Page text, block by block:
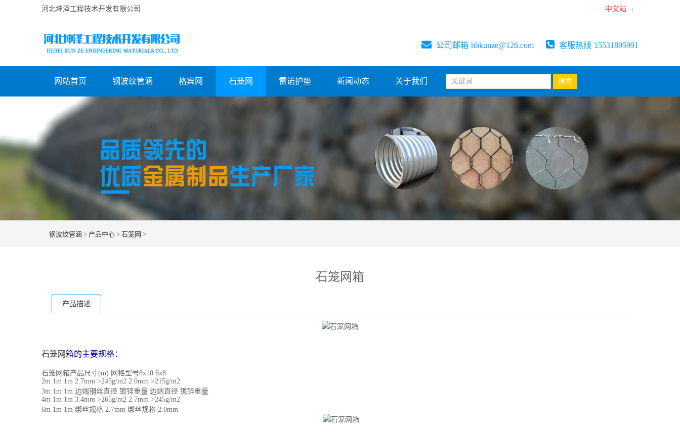
中文站 |
河北坤泽工程技术开发有限公司
公司邮箱 hbkunze@126.com 客服热线 15531895991
网站首页 钢波纹管涵 格宾网 石笼网 雷诺护垫 新闻动态 关于我们 搜索
钢波纹管涵 > 产品中心 > 石笼网 >
石笼网箱
产品描述
石笼网箱的主要规格：
石笼网箱产品尺寸(m) 网格型号8x10 6x8
2m 1m 1m 2.7mm >245g/m2 2.0mm >215g/m2
3m 1m 1m 边端钢丝直径 镀锌重量 边端直径 镀锌重量
4m 1m 1m 3.4mm >265g/m2 2.7mm >245g/m2
6m 1m 1m 绑丝规格 2.7mm 绑丝规格 2.0mm